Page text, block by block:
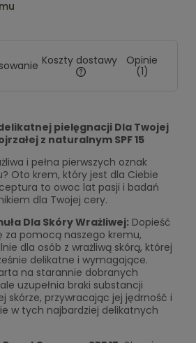
Koszty dostawy
Opinie
(1)
pielęgnacji Dla Twojej
z naturalnym SPF 15
i pełna pierwszych oznak
Oto krem, który jest dla Ciebie
to owoc lat pasji i badań
dla Twojej cery.
Dla Skóry Wrażliwej: Dopieść
za pomocą naszego kremu,
dla osób z wrażliwą skórą, której
delikatne i wymagające.
na starannie dobranych
uzupełnia braki substancji
skórze, przywracając jej jędrność i
w tych najbardziej delikatnych